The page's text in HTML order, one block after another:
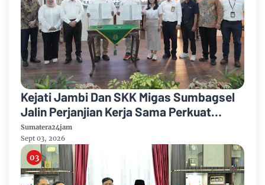
Kejati Jambi Dan SKK Migas Sumbagsel
Jalin Perjanjian Kerja Sama Perkuat
Kepastian Hukum
Sumatera24jam
Sept 03, 2026